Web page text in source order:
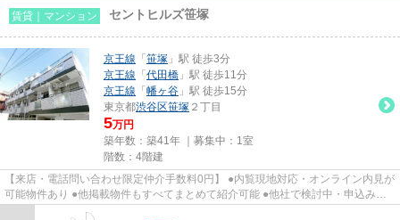
賃貸｜マンション セントヒルズ笹塚
京王線 「 笹塚 」駅 徒歩3分
京王線 「 代田橋 」駅 徒歩11分
京王線 「 幡ヶ谷 」駅 徒歩15分
東京都渋谷区笹塚 ２丁目
5万円
築年数：築41年 ｜募集中： 1室
階数：4階建
【来店・電話問い合わせ限定仲介手数料0円】 ●内覧現地対応・オンライン内見が
可能物件あり ●他掲載物件もすべてまとめて紹介可能 ●他社で検討中・申込み済
みのお客様、初期費用がさら...